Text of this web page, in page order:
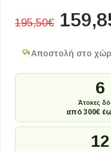
195,50€
Αποστολή στο
6
Άτοκες
από 300€
12